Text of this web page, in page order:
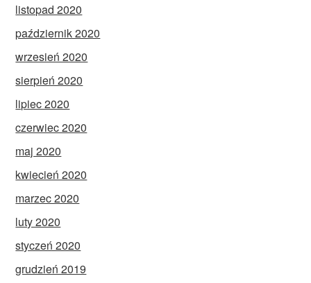
listopad 2020
październik 2020
wrzesień 2020
sierpień 2020
lipiec 2020
czerwiec 2020
maj 2020
kwiecień 2020
marzec 2020
luty 2020
styczeń 2020
grudzień 2019